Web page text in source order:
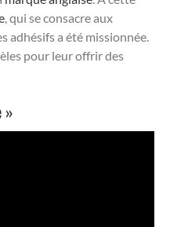
, qui se consacre aux
adhésifs a été missionnée.
pour leur offrir des
»